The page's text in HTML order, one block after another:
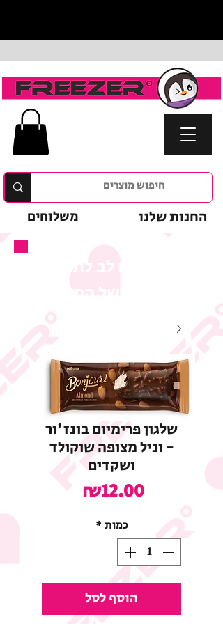
החנות שלנו משלוחים
המבצע של המוצר
שלגון פרימיום בונז'ור
- וניל מצופה שוקולד
ושקדים
₪12.00 מחיר
כמות *
הוסף לסל